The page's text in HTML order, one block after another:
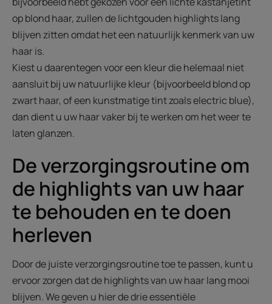
op blond haar, zullen de lichtgouden highlights lang
blijven zitten omdat het een natuurlijk kenmerk van uw
haar is.
Kiest u daarentegen voor een kleur die helemaal niet
aansluit bij uw natuurlijke kleur (bijvoorbeeld blond op
zwart haar, of een kunstmatige tint zoals electric blue),
dan dient u uw haar vaker bij te werken om het weer te
laten glanzen.
De verzorgingsroutine om
de highlights van uw haar
te behouden en te doen
herleven
Door de juiste verzorgingsroutine toe te passen, kunt u
ervoor zorgen dat de highlights van uw haar lang mooi
blijven. We geven u hier de drie essentiële